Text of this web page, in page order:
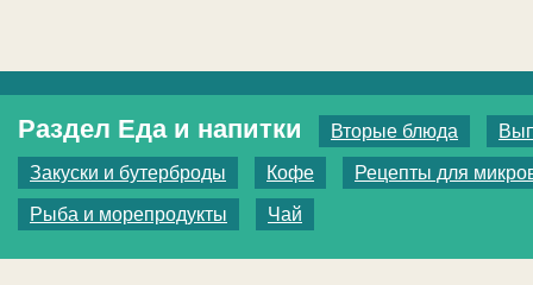
Раздел Еда и напитки Вторые блюда
Закуски и бутерброды Кофе Рецепты для
Рыба и морепродукты Чай